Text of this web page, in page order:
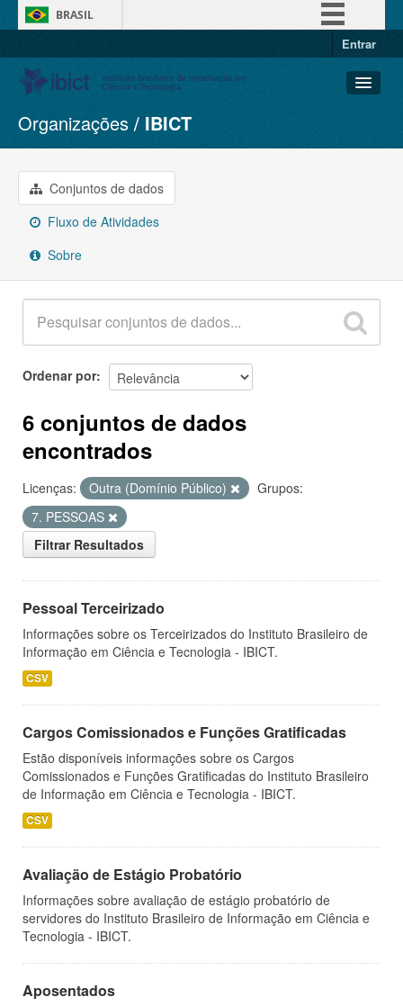
BRASIL
Entrar
Conjuntos de dados
Organizações
Grupos
Sobre
Organizações IBICT
Conjuntos de dados
Fluxo de Atividades
Sobre
Ordenar por
6 conjuntos de dados
encontrados
Licenças: Outra (Domínio Público)
Grupos:
7. PESSOAS
Filtrar Resultados
Pessoal Terceirizado
Informações sobre os Terceirizados do Instituto Brasileiro de
Informação em Ciência e Tecnologia - IBICT.
CSV
Cargos Comissionados e Funções Gratificadas
Estão disponíveis informações sobre os Cargos
Comissionados e Funções Gratificadas do Instituto Brasileiro
de Informação em Ciência e Tecnologia - IBICT.
CSV
Avaliação de Estágio Probatório
Informações sobre avaliação de estágio probatório de
servidores do Instituto Brasileiro de Informação em Ciência e
Tecnologia - IBICT.
Aposentados